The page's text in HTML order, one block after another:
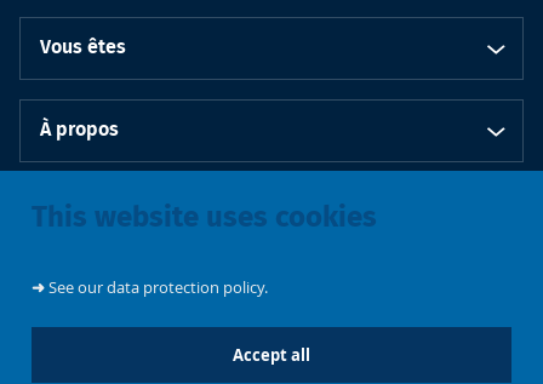
This website uses cookies
➜See our data protection policy.
Accept all
Vous êtes
À propos
Bibliothèques